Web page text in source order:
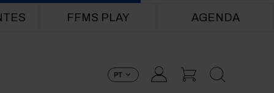
FFMS PLAY AGENDA
PT